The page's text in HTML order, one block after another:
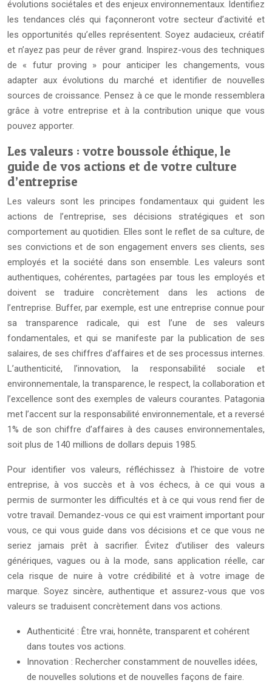
évolutions sociétales et des enjeux environnementaux. Identifiez
les tendances clés qui façonneront votre secteur d’activité et
les opportunités qu’elles représentent. Soyez audacieux, créatif
et n’ayez pas peur de rêver grand. Inspirez-vous des techniques
de « futur proving » pour anticiper les changements, vous
adapter aux évolutions du marché et identifier de nouvelles
sources de croissance. Pensez à ce que le monde ressemblera
grâce à votre entreprise et à la contribution unique que vous
pouvez apporter.
Les valeurs : votre boussole éthique, le
guide de vos actions et de votre culture
d’entreprise
Les valeurs sont les principes fondamentaux qui guident les
actions de l’entreprise, ses décisions stratégiques et son
comportement au quotidien. Elles sont le reflet de sa culture, de
ses convictions et de son engagement envers ses clients, ses
employés et la société dans son ensemble. Les valeurs sont
authentiques, cohérentes, partagées par tous les employés et
doivent se traduire concrètement dans les actions de
l’entreprise. Buffer, par exemple, est une entreprise connue pour
sa transparence radicale, qui est l’une de ses valeurs
fondamentales, et qui se manifeste par la publication de ses
salaires, de ses chiffres d’affaires et de ses processus internes.
L’authenticité, l’innovation, la responsabilité sociale et
environnementale, la transparence, le respect, la collaboration et
l’excellence sont des exemples de valeurs courantes. Patagonia
met l’accent sur la responsabilité environnementale, et a reversé
1% de son chiffre d’affaires à des causes environnementales,
soit plus de 140 millions de dollars depuis 1985.
Pour identifier vos valeurs, réfléchissez à l’histoire de votre
entreprise, à vos succès et à vos échecs, à ce qui vous a
permis de surmonter les difficultés et à ce qui vous rend fier de
votre travail. Demandez-vous ce qui est vraiment important pour
vous, ce qui vous guide dans vos décisions et ce que vous ne
seriez jamais prêt à sacrifier. Évitez d’utiliser des valeurs
génériques, vagues ou à la mode, sans application réelle, car
cela risque de nuire à votre crédibilité et à votre image de
marque. Soyez sincère, authentique et assurez-vous que vos
valeurs se traduisent concrètement dans vos actions.
Authenticité : Être vrai, honnête, transparent et cohérent
dans toutes vos actions.
Innovation : Rechercher constamment de nouvelles idées,
de nouvelles solutions et de nouvelles façons de faire.